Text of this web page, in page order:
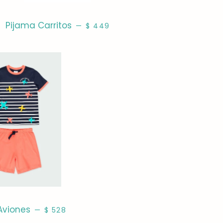
Pijama Carritos — PRECIO HABITUAL
$ 449
— PRECIO HABITUAL
$ 528